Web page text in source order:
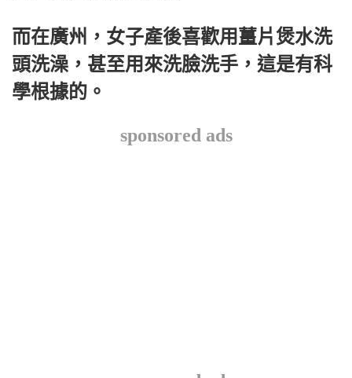
而在廣州，女子產後喜歡用薑片煲水洗
頭洗澡，甚至用來洗臉洗手，這是有科
學根據的。
sponsored ads